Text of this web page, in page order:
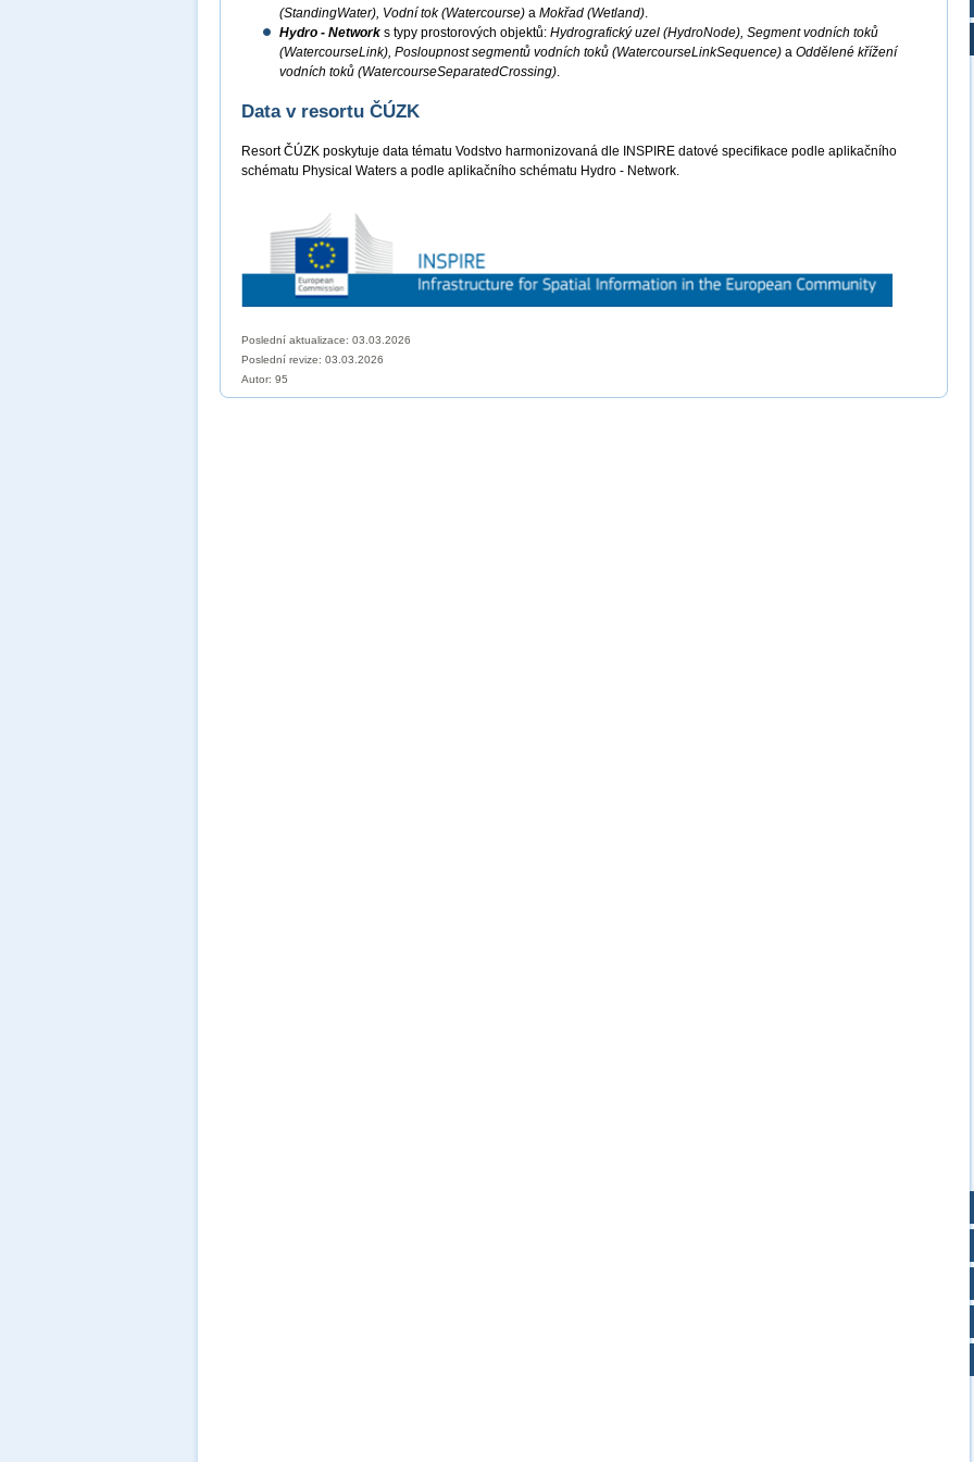
(StandingWater), Vodní tok (Watercourse) a Mokřad (Wetland).
Hydro - Network s typy prostorových objektů: Hydrografický uzel (HydroNode), Segment vodních toků
(WatercourseLink), Posloupnost segmentů vodních toků (WatercourseLinkSequence) a Oddělené křížení
vodních toků (WatercourseSeparatedCrossing).
Data v resortu ČÚZK
Resort ČÚZK poskytuje data tématu Vodstvo harmonizovaná dle INSPIRE datové specifikace podle aplikačního
schématu Physical Waters a podle aplikačního schématu Hydro - Network.
Poslední aktualizace: 03.03.2026
Poslední revize: 03.03.2026
Autor: 95